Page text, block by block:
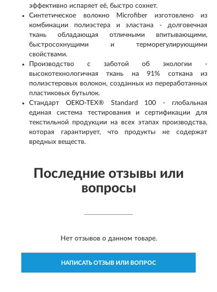
эффективно испаряет её, быстро сохнет.
Синтетическое волокно Microfiber изготовлено из
комбинации полиэстера и эластана - долговечная
ткань обладающая отличными впитывающими,
быстросохнущими и терморегулирующими
свойствами.
Производство с заботой об экологии -
высокотехнологичная ткань на 91% соткана из
полиэстеровых волокон, созданных из переработанных
пластиковых бутылок.
Стандарт OEKO-TEX® Standard 100 - глобальная
единая система тестирования и сертификации для
текстильной продукции на всех этапах производства,
которая гарантирует, что продукты не содержат
вредных веществ.
Последние отзывы или
вопросы
Нет отзывов о данном товаре.
НАПИСАТЬ ОТЗЫВ ИЛИ ВОПРОС